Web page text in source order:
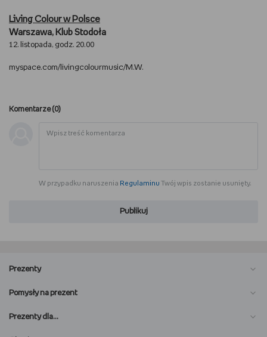
WYWIADY
WSZYSTKO O LEGO
REDAKCJA
POD PATRONATEM EMPIKU
Living Colour w Polsce
Warszawa, Klub Stodoła
12. listopada, godz. 20.00
myspace.com/livingcolourmusic/M.W.
Komentarze (0)
W przypadku naruszenia Regulaminu Twój wpis zostanie usunięty.
Publikuj
Prezenty
Pomysły na prezent
Prezenty dla…